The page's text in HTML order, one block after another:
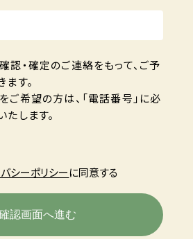
・確定のご連絡をもって、ご予
す。
希望の方は、「電話番号」に必
します。
シーポリシーに同意する